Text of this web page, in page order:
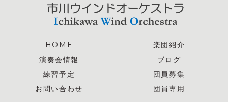
HOME
楽団紹介
演奏会情報
ブログ
練習予定
団員募集
お問い合わせ
団員専用